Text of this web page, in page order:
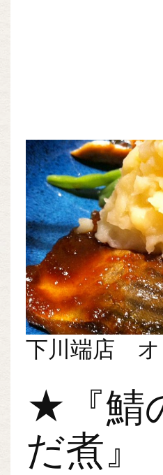
下川端店 オ
★『鯖
だ煮』